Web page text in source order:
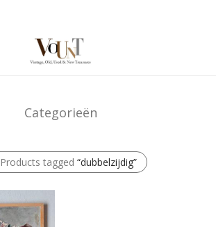
Categorieën
Products tagged “dubbelzijdig”